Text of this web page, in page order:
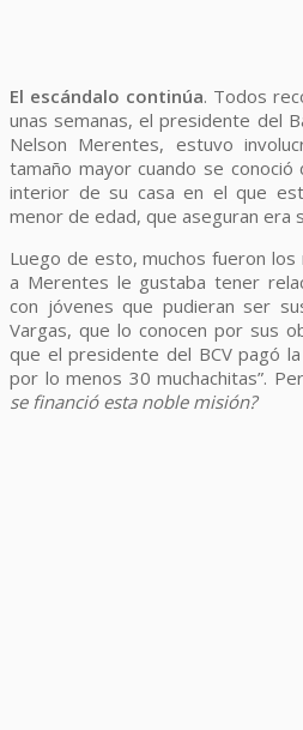
El escándalo continúa. Todos
unas semanas, el presidente del
Nelson Merentes, estuvo
tamaño mayor cuando se
interior de su casa en el que
menor de edad, que aseguran era
Luego de esto, muchos fueron los
a Merentes le gustaba tener
con jóvenes que pudieran ser
Vargas, que lo conocen por sus
que el presidente del BCV pagó
por lo menos 30 muchachitas”.
se financió esta noble misión?